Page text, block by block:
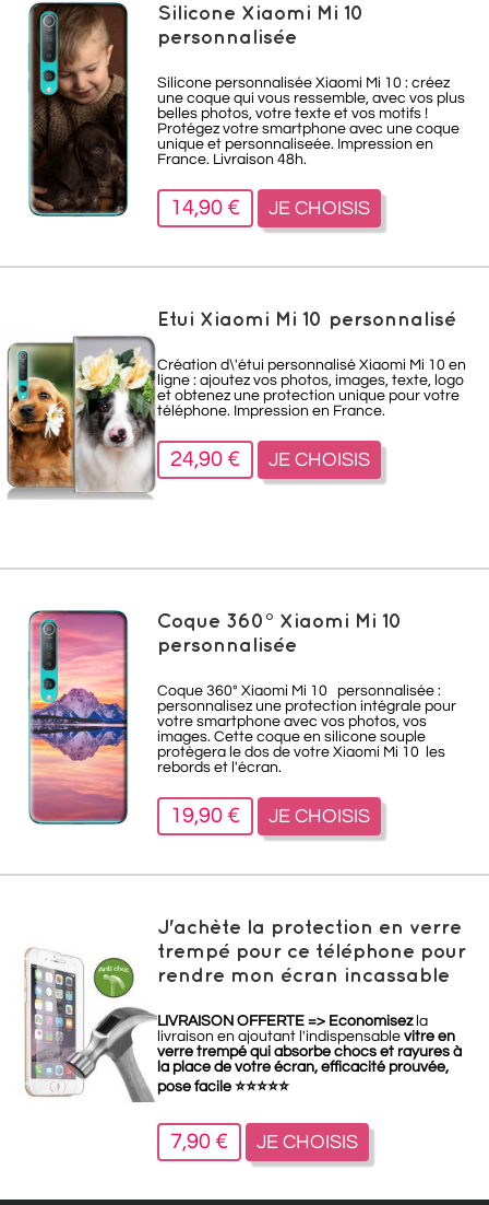
Silicone Xiaomi Mi 10
personnalisée
Silicone personnalisée Xiaomi Mi 10 : créez
une coque qui vous ressemble, avec vos plus
belles photos, votre texte et vos motifs !
Protégez votre smartphone avec une coque
unique et personnaliseée. Impression en
France. Livraison 48h.
14,90 € JE CHOISIS
Etui Xiaomi Mi 10 personnalisé
Création d\'étui personnalisé Xiaomi Mi 10 en
ligne : ajoutez vos photos, images, texte, logo
et obtenez une protection unique pour votre
téléphone. Impression en France.
24,90 € JE CHOISIS
Coque 360° Xiaomi Mi 10
personnalisée
Coque 360° Xiaomi Mi 10 personnalisée :
personnalisez une protection intégrale pour
votre smartphone avec vos photos, vos
images. Cette coque en silicone souple
protègera le dos de votre Xiaomi Mi 10 les
rebords et l'écran.
19,90 € JE CHOISIS
J'achète la protection en verre
trempé pour ce téléphone pour
rendre mon écran incassable
LIVRAISON OFFERTE => Economisezla
livraison en ajoutant l'indispensable vitre en
verre trempé qui absorbe chocs et rayures à
la place de votre écran, efficacité prouvée,
pose facile ⭐⭐⭐⭐⭐
7,90 € JE CHOISIS